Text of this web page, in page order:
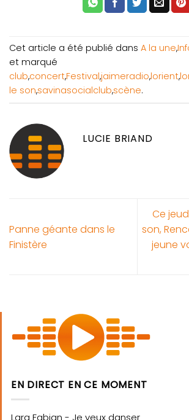
Cet article a été publié dans A la une,
et marqué
club,concert,Festival,jaimeradio,lorient,
le son,savinasocialclub,scène.
LUCIE BRIAND
Panne géante dans le
Finistère
Ce
son,
jeune
EN DIRECT EN CE MOMENT